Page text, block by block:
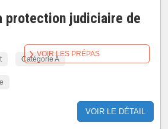
protection judiciaire de
Catégorie A
VOIR LE DÉTAIL
VOIR LES PRÉPAS